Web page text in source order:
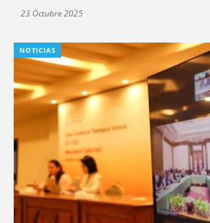
23 Octubre 2025
NOTICIAS